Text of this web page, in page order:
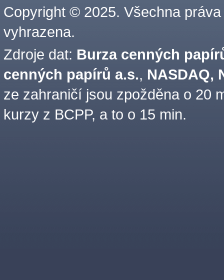
Copyright © 2025. Všechna práva
vyhrazena.
Zdroje dat: Burza cenných
cenných papírů a.s., NASDAQ,
ze zahraničí jsou zpožděna o 20
kurzy z BCPP, a to o 15 min.